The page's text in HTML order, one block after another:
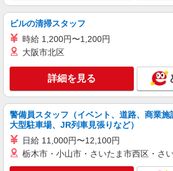
紹介予定派遣
株式会社シエロ
【softbank】人気機種
売
時給1250円〜 ※残業
+゜ 入社祝い金10万円支給(規定有)
頂くと, インセンティブ支給(規
い・週払い可能（規程有
+゜・。○。・゜+゜
大分県大分市の
キープ
派遣社員
株式会社シエロ
スマホ携帯販売【楽天
ビルの清掃スタッフ
時給 1,200円〜1,200円
大阪市北区
詳細を見る
警備員スタッフ（イベント、道路、商業施
大型駐車場、JR列車見張りなど）
日給 11,000円〜12,100円
栃木市・小山市・さいたま市西区・さ